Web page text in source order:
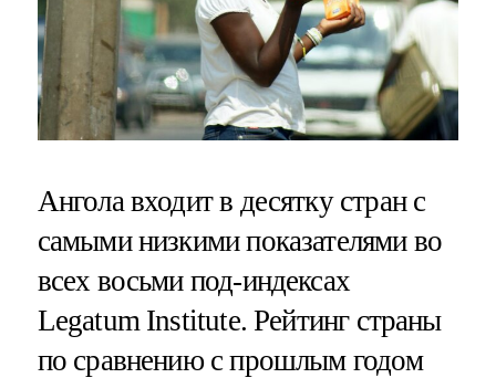
Ангола входит в десятку стран с
самыми низкими показателями во
всех восьми под-индексах
Legatum Institute. Рейтинг страны
по сравнению с прошлым годом